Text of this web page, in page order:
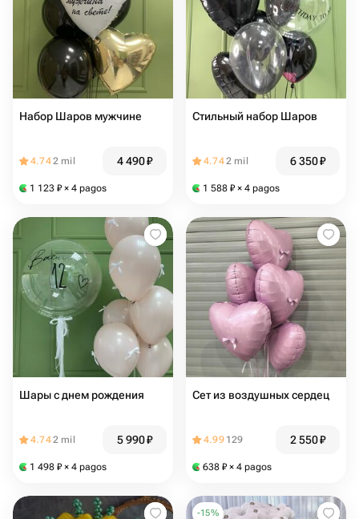
Набор Шаров мужчине
4.742 mil 4 490₽
1 123 ₽ × 4 pagos
Стильный набор Шаров
4.742 mil 6 350₽
1 588 ₽ × 4 pagos
Шары с днем рождения
4.742 mil 5 990₽
1 498 ₽ × 4 pagos
Сет из воздушных сердец
4.99 129 2 550₽
638 ₽ × 4 pagos
-15%